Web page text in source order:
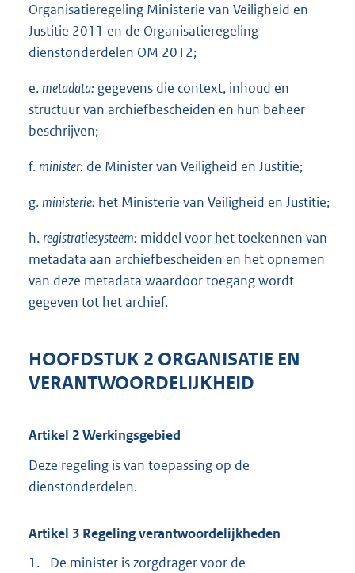
Organisatieregeling Ministerie van Veiligheid en
Justitie 2011 en de Organisatieregeling
dienstonderdelen OM 2012;
e. metadata: gegevens die context, inhoud en
structuur van archiefbescheiden en hun beheer
beschrijven;
f. minister: de Minister van Veiligheid en Justitie;
g. ministerie: het Ministerie van Veiligheid en Justitie;
h. registratiesysteem: middel voor het toekennen van
metadata aan archiefbescheiden en het opnemen
van deze metadata waardoor toegang wordt
gegeven tot het archief.
HOOFDSTUK 2 ORGANISATIE EN
VERANTWOORDELIJKHEID
Artikel 2 Werkingsgebied
Deze regeling is van toepassing op de
dienstonderdelen.
Artikel 3 Regeling verantwoordelijkheden
1.
De minister is zorgdrager voor de